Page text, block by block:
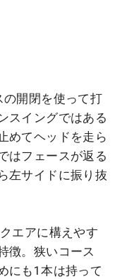
開閉を使って打
スイングではある
めてヘッドを走ら
はフェースが返る
左サイドに振り抜
エアに構えやす
徴。狭いコース
にも1本は持って